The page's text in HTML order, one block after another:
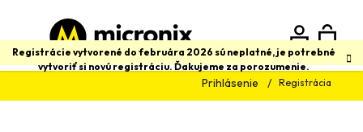
obsah
Registrácie vytvorené do februára 2026 sú neplatné, je potrebné
vytvoriť si novú registráciu. Ďakujeme za porozumenie.
Prihlásenie Registrácia
Hľadať